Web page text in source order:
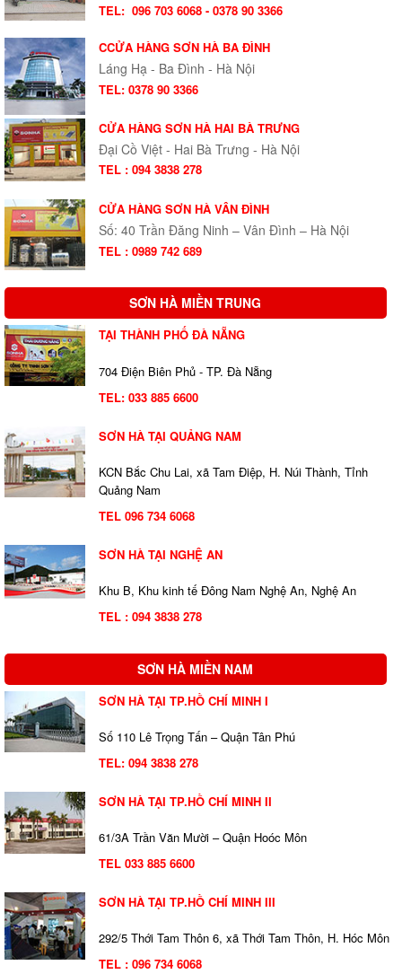
TEL: 096 703 6068 - 0378 90 3366
CCỬA HÀNG SƠN HÀ BA ĐÌNH
Láng Hạ - Ba Đình - Hà Nội
TEL: 0378 90 3366
CỬA HÀNG SƠN HÀ HAI BÀ TRƯNG
Đại Cồ Việt - Hai Bà Trưng - Hà Nội
TEL : 094 3838 278
CỬA HÀNG SƠN HÀ VÂN ĐÌNH
Số: 40 Trần Đăng Ninh – Vân Đình – Hà Nội
TEL : 0989 742 689
SƠN HÀ MIỀN TRUNG
TẠI THÀNH PHỐ ĐÀ NẴNG
704 Điện Biên Phủ - TP. Đà Nẵng
TEL: 033 885 6600
SƠN HÀ TẠI QUẢNG NAM
KCN Bắc Chu Lai, xã Tam Điệp, H. Núi Thành, Tỉnh
Quảng Nam
TEL 096 734 6068
SƠN HÀ TẠI NGHỆ AN
Khu B, Khu kinh tế Đông Nam Nghệ An, Nghệ An
TEL : 094 3838 278
SƠN HÀ MIỀN NAM
SƠN HÀ TẠI TP.HỒ CHÍ MINH I
Số 110 Lê Trọng Tấn – Quận Tân Phú
TEL: 094 3838 278
SƠN HÀ TẠI TP.HỒ CHÍ MINH II
61/3A Trần Văn Mười – Quận Hoóc Môn
TEL 033 885 6600
SƠN HÀ TẠI TP.HỒ CHÍ MINH III
292/5 Thới Tam Thôn 6, xã Thới Tam Thôn, H. Hóc Môn
TEL : 096 734 6068